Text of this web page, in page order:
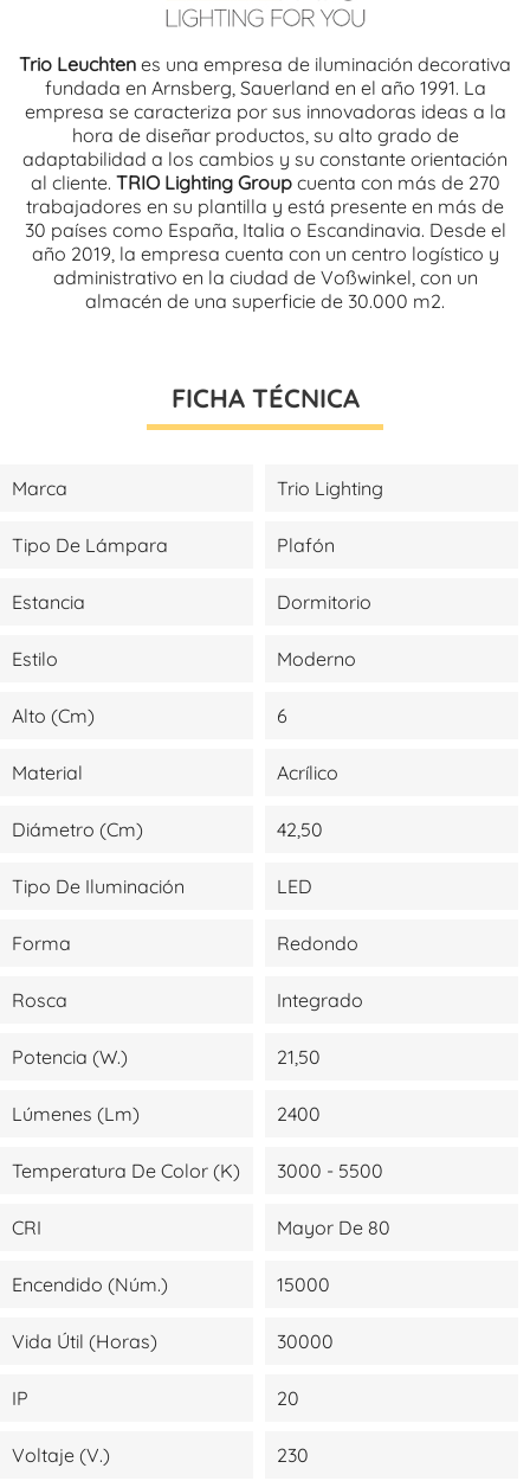
Trio Leuchten es una empresa de iluminación decorativa
fundada en Arnsberg, Sauerland en el año 1991. La
empresa se caracteriza por sus innovadoras ideas a la
hora de diseñar productos, su alto grado de
adaptabilidad a los cambios y su constante orientación
al cliente. TRIO Lighting Groupcuenta con más de 270
trabajadores en su plantilla y está presente en más de
30 países como España, Italia o Escandinavia. Desde el
año 2019, la empresa cuenta con un centro logístico y
administrativo en la ciudad de Voßwinkel, con un
almacén de una superficie de 30.000 m2.
FICHA TÉCNICA
Marca Trio Lighting
Tipo De Lámpara Plafón
Estancia Dormitorio
Estilo Moderno
Alto (cm) 6
Material Acrílico
Diámetro (cm) 42,50
Tipo De Iluminación LED
Forma Redondo
Rosca Integrado
Potencia (W.) 21,50
Lúmenes (lm) 2400
Temperatura De Color (K) 3000 - 5500
CRI Mayor De 80
Encendido (Núm.) 15000
Vida Útil (Horas) 30000
IP 20
Voltaje (V.) 230